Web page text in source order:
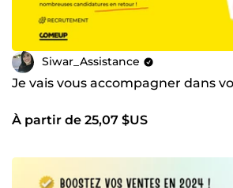
Siwar_Assistance
Je vais vous accompagner dans
À partir de 25,07 $US